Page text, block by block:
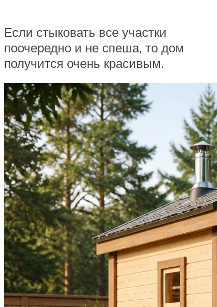
Если стыковать все участки
поочередно и не спеша, то дом
получится очень красивым.